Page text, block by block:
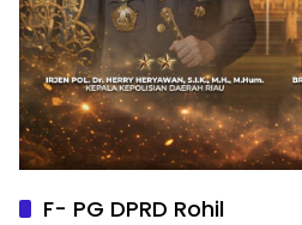
F- PG DPRD Rohil